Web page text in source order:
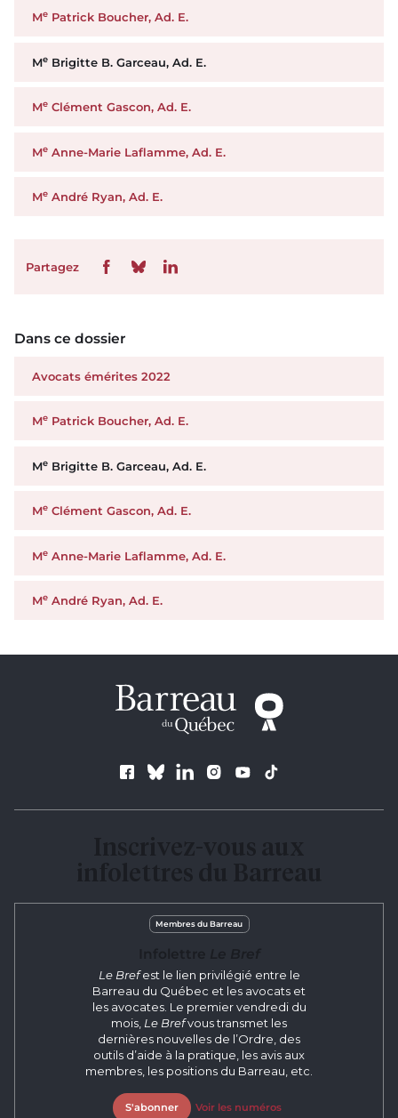
MePatrick Boucher, Ad. E.
MeBrigitte B. Garceau, Ad. E.
MeClément Gascon, Ad. E.
MeAnne-Marie Laflamme, Ad. E.
MeAndré Ryan, Ad. E.
Partagez
Dans ce dossier
Avocats émérites 2022
MePatrick Boucher, Ad. E.
MeBrigitte B. Garceau, Ad. E.
MeClément Gascon, Ad. E.
MeAnne-Marie Laflamme, Ad. E.
MeAndré Ryan, Ad. E.
Suivez le Barreau
Membres du Barreau
Le Brefest le lien privilégié entre le
Barreau du Québec et les avocats et
les avocates. Le premier vendredi du
mois, Le Brefvous transmet les
dernières nouvelles de l’Ordre, des
outils d’aide à la pratique, les avis aux
membres, les positions du Barreau, etc.
S'abonner Voir les numéros